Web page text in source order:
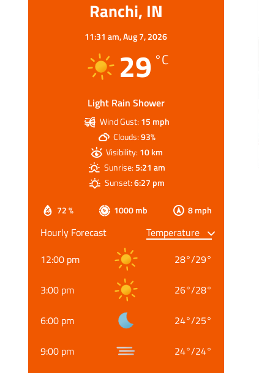
Ranchi, IN
11:31 am,Aug 7, 2026
29 °C
Light Rain Shower
72 % 1000 mb 8 mph
Wind Gust: 15 mph
Clouds:93%
Visibility:10 km
Sunrise:5:21 am
Sunset:6:27 pm
Hourly Forecast
12:00 pm
28°/29°
3:00 pm 26°/28°
6:00 pm 24°/25°
9:00 pm 24°/24°